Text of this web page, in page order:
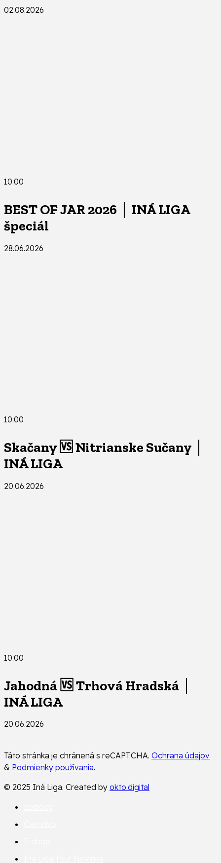
02.08.2026
10:00
BEST OF JAR 2026 │ INÁ LIGA
špeciál
28.06.2026
10:00
Skačany 🆚 Nitrianske Sučany │
INÁ LIGA
20.06.2026
10:00
Jahodná 🆚 Trhová Hradská │
INÁ LIGA
20.06.2026
Táto stránka je chránená s reCAPTCHA. Ochrana údajov
& Podmienky používania.
© 2025 Iná Liga. Created by okto.digital